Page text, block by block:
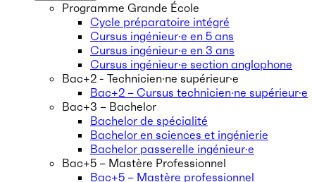
Programme Grande École
Cycle préparatoire intégré
Cursus ingénieur·e en 5 ans
Cursus ingénieur·e en 3 ans
Cursus ingénieur·e section anglophone
Bac+2 - Technicien·ne supérieur·e
Bac+2 – Cursus technicien·ne supérieur·e
Bac+3 – Bachelor
Bachelor de spécialité
Bachelor en sciences et ingénierie
Bachelor passerelle ingénieur·e
Bac+5 – Mastère Professionnel
Bac+5 – Mastère professionnel